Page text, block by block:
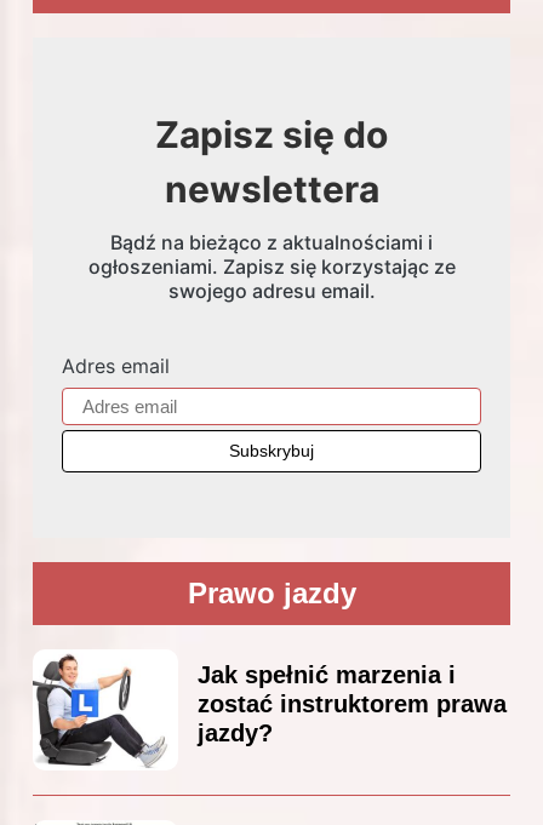
Zapisz się do
newslettera
Bądź na bieżąco z aktualnościami i
ogłoszeniami. Zapisz się korzystając ze
swojego adresu email.
Adres email
Prawo jazdy
Jak spełnić marzenia i
zostać instruktorem prawa
jazdy?